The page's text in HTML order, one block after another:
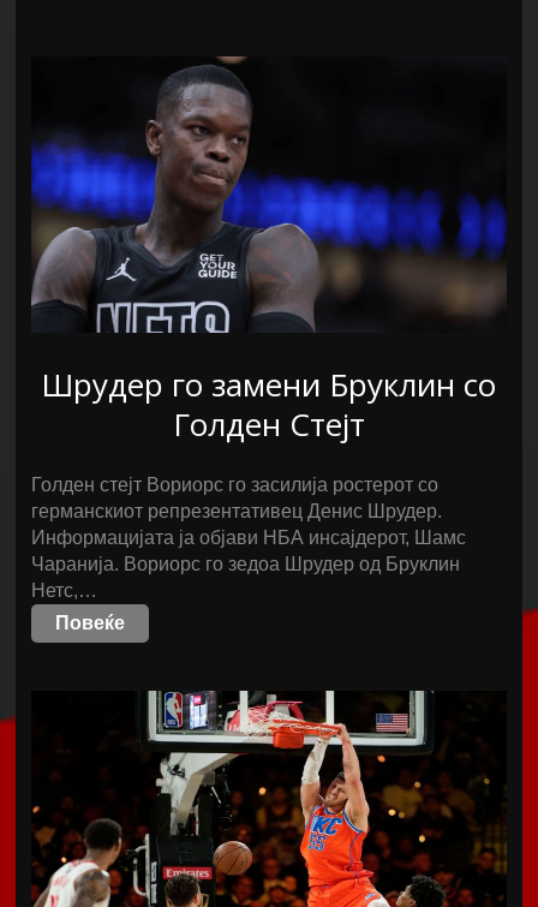
Шрудер го замени Бруклин со
Голден Стејт
Голден стејт Вориорс го засилија ростерот со
германскиот репрезентативец Денис Шрудер.
Информацијата ја објави НБА инсајдерот, Шамс
Чаранија. Вориорс го зедоа Шрудер од Бруклин
Нетс,…
Повеќе